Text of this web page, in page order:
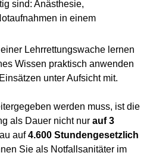
sind: Anästhesie,
in einem
einer Lehrrettungswache lernen
Wissen praktisch anwenden
unter Aufsicht mit.
werden muss, ist die
als Dauer nicht nur auf 3
auf4.600 Stundengesetzlich
Sie als Notfallsanitäter im